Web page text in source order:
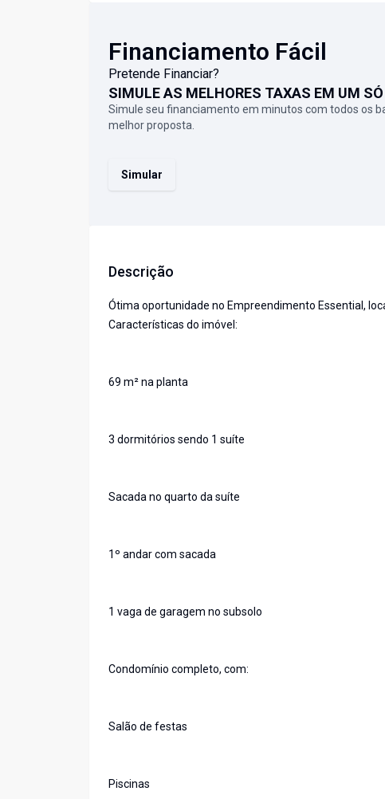
Financiamento Fácil
Pretende Financiar?
SIMULE AS MELHORES TAXAS EM UM
Simule seu financiamento em minutos com todos os
melhor proposta.
Simular
Descrição
Ótima oportunidade no Empreendimento Essential,
Características do imóvel:
69 m² na planta
3 dormitórios sendo 1 suíte
Sacada no quarto da suíte
1º andar com sacada
1 vaga de garagem no subsolo
Condomínio completo, com:
Salão de festas
Piscinas